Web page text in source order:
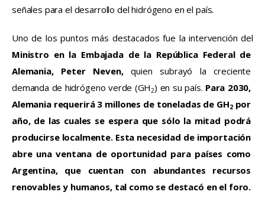
señales para el desarrollo del hidrógeno en el país.
Uno de los puntos más destacados fue la intervención del
Ministro en la Embajada de la República Federal de
Alemania, Peter Neven, quien subrayó la creciente
demanda de hidrógeno verde (GH 2) en su país. Para 2030,
Alemania requerirá 3 millones de toneladas de GH2 por
año, de las cuales se espera que sólo la mitad podrá
producirse localmente. Esta necesidad de importación
abre una ventana de oportunidad para países como
Argentina, que cuentan con abundantes recursos
renovables y humanos, tal como se destacó en el foro.